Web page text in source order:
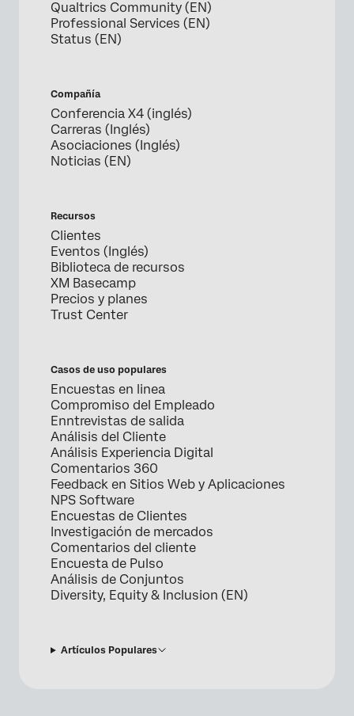
Qualtrics Community (EN)
Professional Services (EN)
Status (EN)
Compañía
Conferencia X4 (inglés)
Carreras (Inglés)
Asociaciones (Inglés)
Noticias (EN)
Recursos
Clientes
Eventos (Inglés)
Biblioteca de recursos
XM Basecamp
Precios y planes
Trust Center
Casos de uso populares
Encuestas en linea
Compromiso del Empleado
Enntrevistas de salida
Análisis del Cliente
Análisis Experiencia Digital
Comentarios 360
Feedback en Sitios Web y Aplicaciones
NPS Software
Encuestas de Clientes
Investigación de mercados
Comentarios del cliente
Encuesta de Pulso
Análisis de Conjuntos
Diversity, Equity & Inclusion (EN)
Artículos Populares